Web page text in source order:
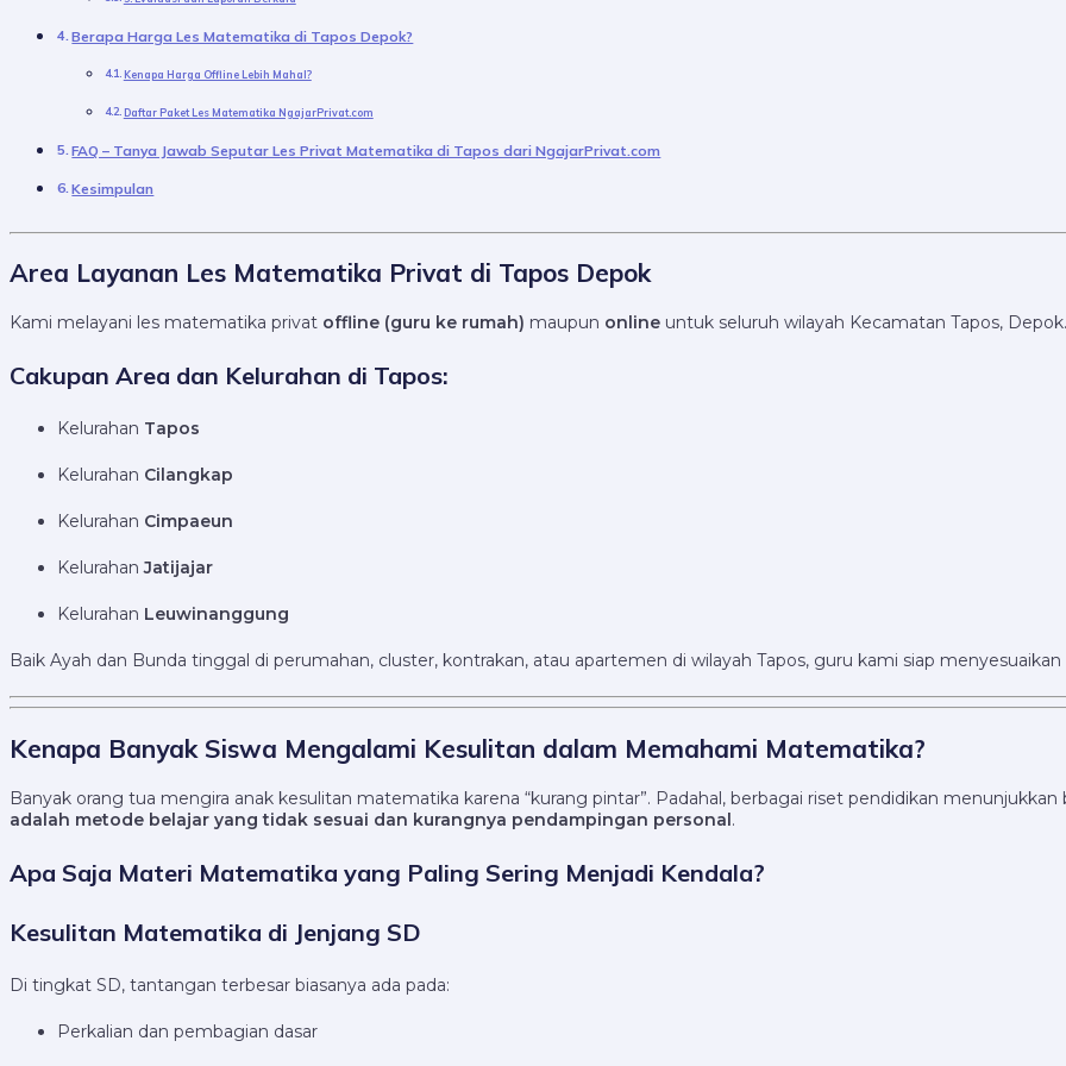
Berapa Harga Les Matematika di Tapos Depok?
Kenapa Harga Offline Lebih Mahal?
Daftar Paket Les Matematika NgajarPrivat.com
FAQ – Tanya Jawab Seputar Les Privat Matematika di Tapos dari NgajarPrivat.com
Kesimpulan
Area Layanan Les Matematika Privat di Tapos Depok
Kami melayani les matematika privat offline (guru ke rumah) maupun online untuk seluruh wilayah Kecamatan Tapos, Depok.
Cakupan Area dan Kelurahan di Tapos:
Kelurahan Tapos
Kelurahan Cilangkap
Kelurahan Cimpaeun
KelurahanJatijajar
Kelurahan Leuwinanggung
Baik Ayah dan Bunda tinggal di perumahan, cluster, kontrakan, atau apartemen di wilayah Tapos, guru kami siap
Kenapa Banyak Siswa Mengalami Kesulitan dalam Memahami Matematika?
Banyak orang tua mengira anak kesulitan matematika karena “kurang pintar”. Padahal, berbagai riset pendidikan
adalah metode belajar yang tidak sesuai dan kurangnya pendampingan personal.
Apa Saja Materi Matematika yang Paling Sering Menjadi Kendala?
Kesulitan Matematika di Jenjang SD
Di tingkat SD, tantangan terbesar biasanya ada pada:
Perkalian dan pembagian dasar